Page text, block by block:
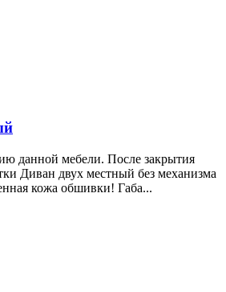
данной мебели. После закрытия
Диван двух местный без механизма
кожа обшивки! Габа...